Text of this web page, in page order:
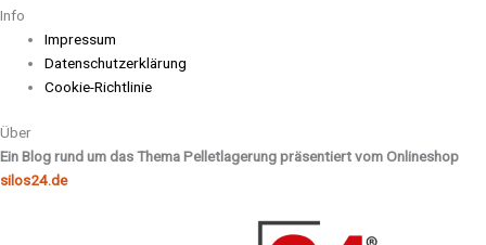
Info
Impressum
Datenschutzerklärung
Cookie-Richtlinie
Über
Ein Blog rund um das Thema Pelletlagerung präsentiert vom Onlineshop
silos24.de